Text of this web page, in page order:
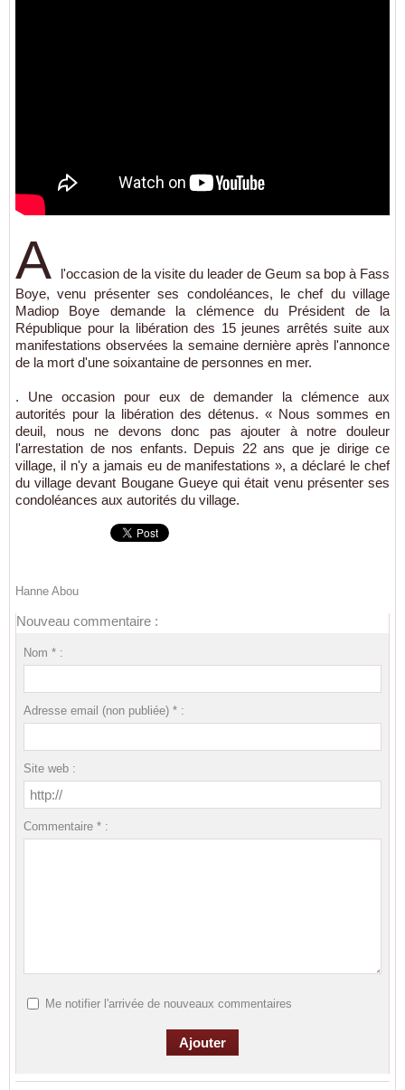
A
l'occasion de la visite du leader de Geum sa bop à Fass
Boye, venu présenter ses condoléances, le chef du village
Madiop Boye demande la clémence du Président de la
République pour la libération des 15 jeunes arrêtés suite aux
manifestations observées la semaine dernière après l'annonce
de la mort d'une soixantaine de personnes en mer.
. Une occasion pour eux de demander la clémence aux
autorités pour la libération des détenus. « Nous sommes en
deuil, nous ne devons donc pas ajouter à notre douleur
l'arrestation de nos enfants. Depuis 22 ans que je dirige ce
village, il n'y a jamais eu de manifestations », a déclaré le chef
du village devant Bougane Gueye qui était venu présenter ses
condoléances aux autorités du village.
Hanne Abou
Nouveau commentaire :
Nom * :
Adresse email (non publiée) * :
Site web :
Commentaire * :
Me notifier l'arrivée de nouveaux commentaires